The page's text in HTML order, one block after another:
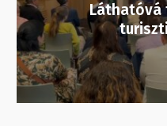
Láthatóvá